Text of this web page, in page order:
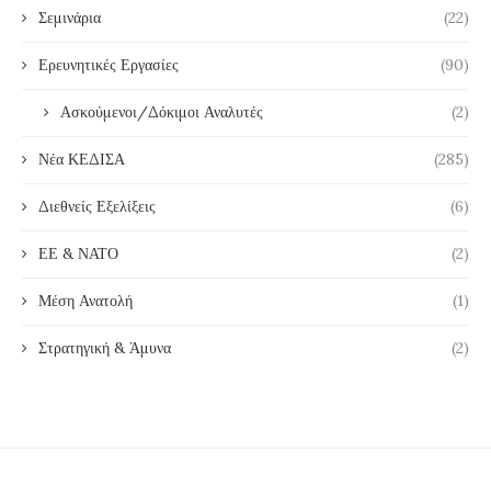
Σεμινάρια (22)
Ερευνητικές Εργασίες (90)
Ασκούμενοι/Δόκιμοι Αναλυτές (2)
Νέα ΚΕΔΙΣΑ (285)
Διεθνείς Εξελίξεις (6)
ΕΕ & ΝΑΤΟ (2)
Μέση Ανατολή (1)
Στρατηγική & Άμυνα (2)